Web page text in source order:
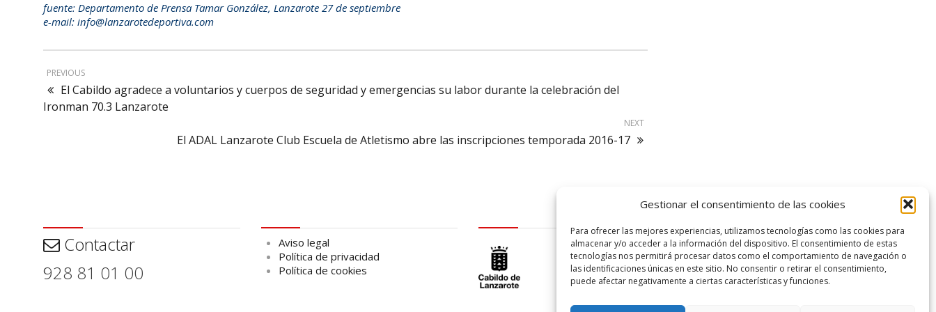
Gestionar el consentimiento de las cookies
Para ofrecer las mejores experiencias, utilizamos tecnologías como las cookies para
almacenar y/o acceder a la información del dispositivo. El consentimiento de estas
tecnologías nos permitirá procesar datos como el comportamiento de navegación o
las identificaciones únicas en este sitio. No consentir o retirar el consentimiento,
puede afectar negativamente a ciertas características y funciones.
fuente: Departamento de Prensa Tamar González, Lanzarote 27 de septiembre
e-mail: info@lanzarotedeportiva.com
PREVIOUS
El Cabildo agradece a voluntarios y cuerpos de seguridad y emergencias su labor durante la celebración del
Ironman 70.3 Lanzarote
NEXT
El ADAL Lanzarote Club Escuela de Atletismo abre las inscripciones temporada 2016-17
Contactar
928 81 01 00
Aviso legal
Política de privacidad
Política de cookies
logo SID